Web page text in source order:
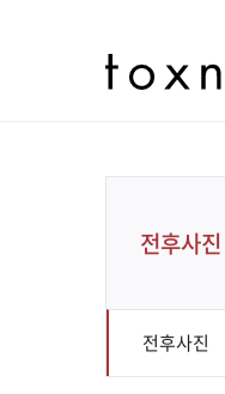
전후사진
전후사진